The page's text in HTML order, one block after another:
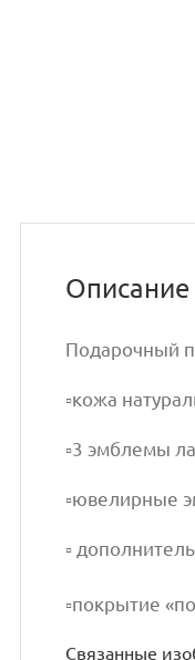
Описание
Подарочный
▫️кожа
▫️3 эмблемы
▫️ювелирные
▫️
▫️покрытие
Связанные